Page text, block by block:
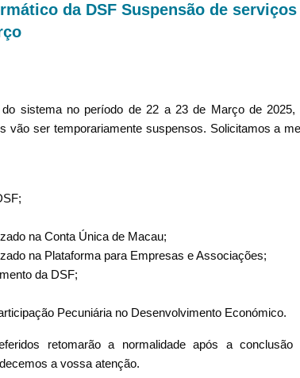
da DSF Suspensão de
sistema no período de 22 a 23 de Março de 2025,
vão ser temporariamente suspensos. Solicitamos a
na Conta Única de Macau;
na Plataforma para Empresas e Associações;
da DSF;
Pecuniária no Desenvolvimento Económico.
retomarão a normalidade após a
a vossa atenção.